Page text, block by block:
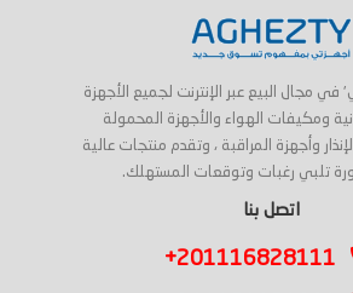
مجال البيع عبر الإنترنت لجميع الأجهزة
ومكيفات الهواء والأجهزة المحمولة
وأجهزة المراقبة ، وتقدم منتجات عالية
تلبي رغبات وتوقعات المستهلك.
اتصل بنا
+201116828111